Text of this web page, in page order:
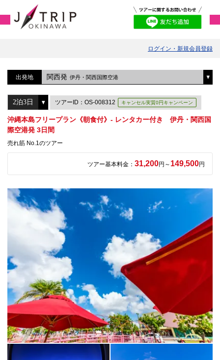
ログイン・新規会員登録
出発地 関西発 伊丹・関西国際空港
ツアーID：OS-008312 キャンセル実質0円キャンペーン
沖縄本島フリープラン《朝食付》- レンタカー付き 伊丹・関西国
際空港発 3日間
売れ筋 No.1のツアー
ツアー基本料金： 31,200円～ 149,500円